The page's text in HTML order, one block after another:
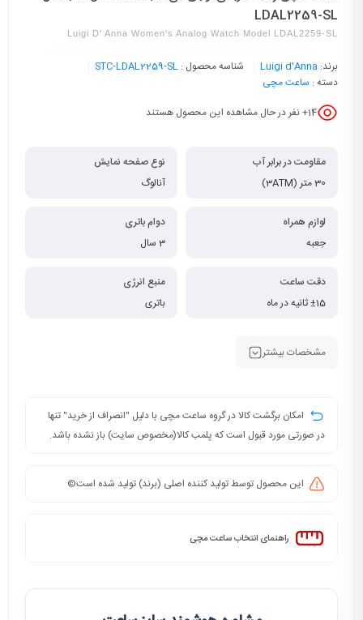
LDAL2259-SL
Luigi D' Anna Women's Analog Watch Model LDAL2259-SL
برند: Luigi d'Anna شناسه محصول : STC-LDAL2259-SL
دسته : ساعت مچی
14+ نفر در حال مشاهده این محصول هستند
مقاومت در برابر آب
30 متر (3ATM)
نوع صفحه نمایش
آنالوگ
لوازم همراه
جعبه
دوام باتری
3 سال
دقت ساعت
±15 ثانیه در ماه
منبع انرژی
باتری
مشخصات بیشتر
امکان برگشت کالا در گروه ساعت مچی با دلیل "انصراف از خرید" تنها
در صورتی مورد قبول است که پلمب کالا(مخصوص سایت) باز نشده باشد.
این محصول توسط تولید کننده اصلی (برند) تولید شده است©️
راهنمای انتخاب ساعت مچی